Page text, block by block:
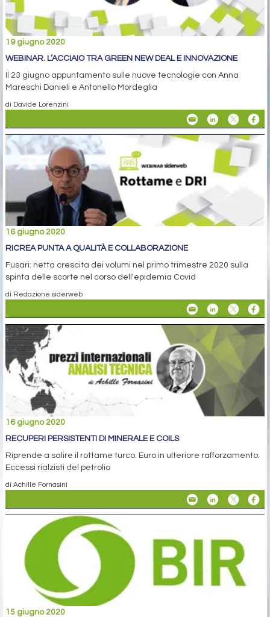
19 giugno 2020
WEBINAR. L’ACCIAIO TRA GREEN NEW DEAL E INNOVAZIONE
Il 23 giugno appuntamento sulle nuove tecnologie con Anna
Mareschi Danieli e Antonello Mordeglia
di Davide Lorenzini
16 giugno 2020
RICREA PUNTA A QUALITÀ E COLLABORAZIONE
Fusari: netta crescita dei volumi nel primo trimestre 2020 sulla
spinta delle scorte nel corso dell'epidemia Covid
di Redazione siderweb
16 giugno 2020
RECUPERI PERSISTENTI DI MINERALE E COILS
Riprende a salire il rottame turco. Euro in ulteriore rafforzamento.
Eccessi rialzisti del petrolio
di Achille Fornasini
15 giugno 2020